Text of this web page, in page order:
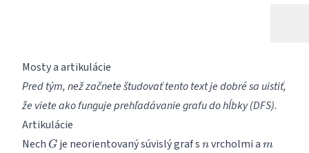
Mosty a artikulácie
Pred tým, než začnete študovať tento text je dobré sa uistiť,
že viete ako fungujeprehľadávanie grafu do hĺbky (DFS).
Artikulácie
Nech G
G je neorientovaný súvislý graf s n
nvrcholmi a m
m